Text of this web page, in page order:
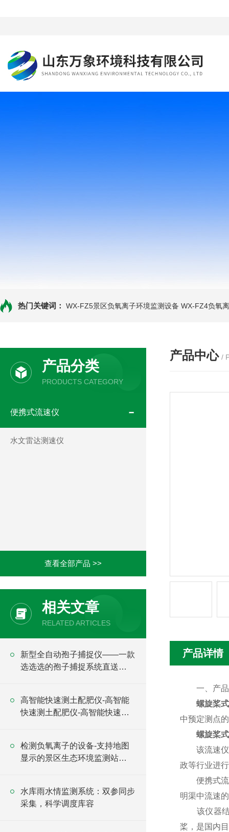
热门关键词： WX-FZ5景区负氧离子环境监测设备 WX-FZ4负氧
产品分类
PRODUCTS CATEGORY
便携式流速仪
水文雷达测速仪
查看全部产品 >>
相关文章
RELATED ARTICLES
新型全自动孢子捕捉仪——一款
选选选的孢子捕捉系统直送
高智能快速测土配肥仪-高智能
快速测土配肥仪-高智能快速测
检测负氧离子的设备-支持地图
显示的景区生态环境监测站
水库雨水情监测系统：双参同步
采集，科学调度库容
产品中心 /
产品详情
一、产品
螺旋桨
中预定测点
螺旋桨
该流速仪广
政等行业进
便携式流速
明渠中流速
该仪器结
桨，是国内